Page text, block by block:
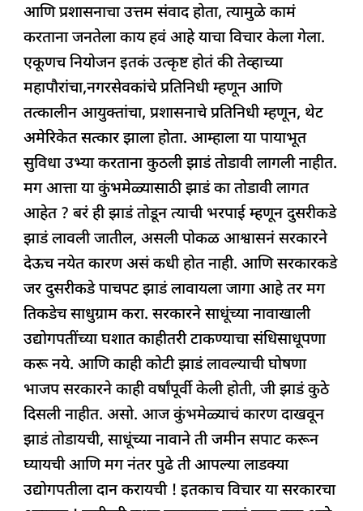
आणि प्रशासनाचा उत्तम संवाद होता, त्यामुळे कामं
करताना जनतेला काय हवं आहे याचा विचार केला गेला.
एकूणच नियोजन इतकं उत्कृष्ट होतं की तेव्हाच्या
महापौरांचा,नगरसेवकांचे प्रतिनिधी म्हणून आणि
तत्कालीन आयुक्तांचा, प्रशासनाचे प्रतिनिधी म्हणून, थेट
अमेरिकेत सत्कार झाला होता. आम्हाला या पायाभूत
सुविधा उभ्या करताना कुठली झाडं तोडावी लागली नाहीत.
मग आत्ता या कुंभमेळ्यासाठी झाडं का तोडावी लागत
आहेत ? बरं ही झाडं तोडून त्याची भरपाई म्हणून दुसरीकडे
झाडं लावली जातील, असली पोकळ आश्वासनं सरकारने
देऊच नयेत कारण असं कधी होत नाही. आणि सरकारकडे
जर दुसरीकडे पाचपट झाडं लावायला जागा आहे तर मग
तिकडेच साधुग्राम करा. सरकारने साधूंच्या नावाखाली
उद्योगपतींच्या घशात काहीतरी टाकण्याचा संधिसाधूपणा
करू नये. आणि काही कोटी झाडं लावल्याची घोषणा
भाजप सरकारने काही वर्षांपूर्वी केली होती, जी झाडं कुठे
दिसली नाहीत. असो. आज कुंभमेळ्याचं कारण दाखवून
झाडं तोडायची, साधूंच्या नावाने ती जमीन सपाट करून
घ्यायची आणि मग नंतर पुढे ती आपल्या लाडक्या
उद्योगपतीला दान करायची ! इतकाच विचार या सरकारचा